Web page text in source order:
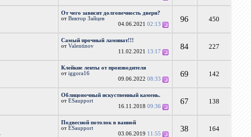
От чего зависит долговечность двери?
отВиктор Зайцев
04.06.202102:13
96 450
Самый прочный ламинат!!!
отValentinov
11.02.2021 13:17
84 227
Клейкие ленты от производителя
отiggora16
09.06.202208:33
69 142
Облицовочный искуственный камень.
отESaupport
16.11.201809:36
67 138
Подвесной потолок в ванной
отESaupport
03.06.2019 11:55
38 164